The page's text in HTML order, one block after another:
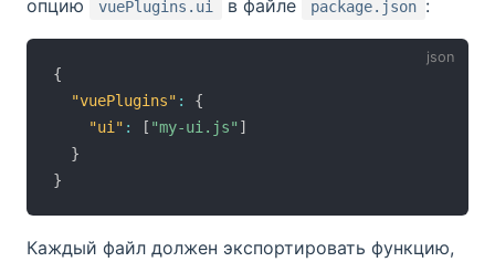
опцию
vuePlugins.ui в файле package.json :
{
"vuePlugins" :
{
"ui" : [ "my-ui.js" ]
}
}
Каждый файл должен экспортировать функцию,